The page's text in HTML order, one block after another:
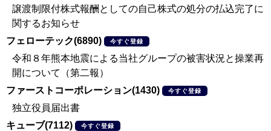
譲渡制限付株式報酬としての自己株式の処分の払込完了に
関するお知らせ
フェローテック(6890)
今すぐ登録
令和８年熊本地震による当社グループの被害状況と操業再
開について（第二報）
ファーストコーポレーション(1430)
今すぐ登録
独立役員届出書
キューブ(7112)
今すぐ登録